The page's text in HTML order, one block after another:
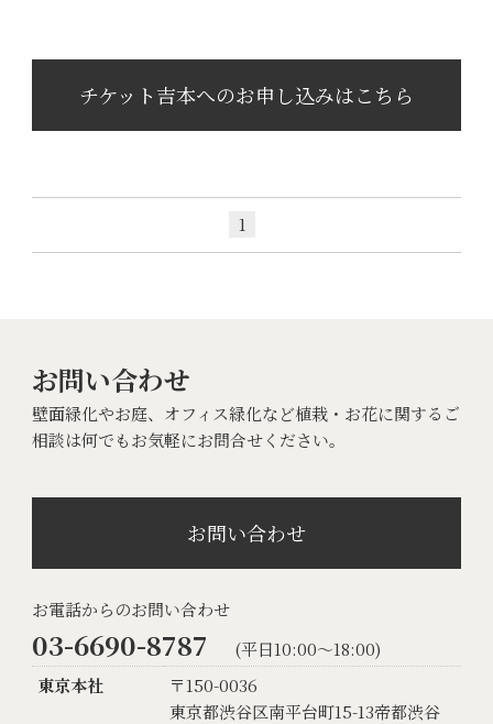
チケット吉本へのお申し込みはこちら
1
お問い合わせ
壁面緑化やお庭、オフィス緑化など植栽・お花に関するご
相談は何でもお気軽にお問合せください。
お問い合わせ
お電話からのお問い合わせ
03-6690-8787
(平日10:00〜18:00)
東京本社
〒150-0036
東京都渋谷区南平台町15-13帝都渋谷